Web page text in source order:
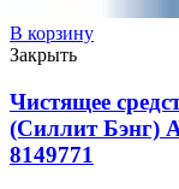
В корзину
Закрыть
Чистящее
(Силлит Бэнг)
8149771